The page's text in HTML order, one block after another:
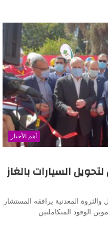
أهم الأخبار
السيارات بالغاز
والثروة المعدنية يرافقه المستشار
الوقود المتكاملتين